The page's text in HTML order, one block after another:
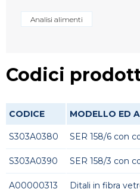
Analisi alimenti
Codici
CODICE MODELLO ED
S303A0380 SER 158/6 con
S303A0390 SER 158/3 con
A00000313 Ditali in fibra